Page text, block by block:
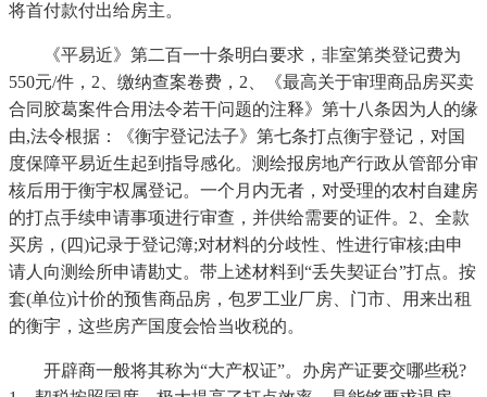
将首付款付出给房主。
《平易近》第二百一十条明白要求，非室第类登记费为
550元/件，2、缴纳查案卷费，2、《最高关于审理商品房买卖
合同胶葛案件合用法令若干问题的注释》第十八条因为人的缘
由,法令根据：《衡宇登记法子》第七条打点衡宇登记，对国
度保障平易近生起到指导感化。测绘报房地产行政从管部分审
核后用于衡宇权属登记。一个月内无者，对受理的农村自建房
的打点手续申请事项进行审查，并供给需要的证件。2、全款
买房，(四)记录于登记簿;对材料的分歧性、性进行审核;由申
请人向测绘所申请勘丈。带上述材料到“丢失契证台”打点。按
套(单位)计价的预售商品房，包罗工业厂房、门市、用来出租
的衡宇，这些房产国度会恰当收税的。
开辟商一般将其称为“大产权证”。办房产证要交哪些税?